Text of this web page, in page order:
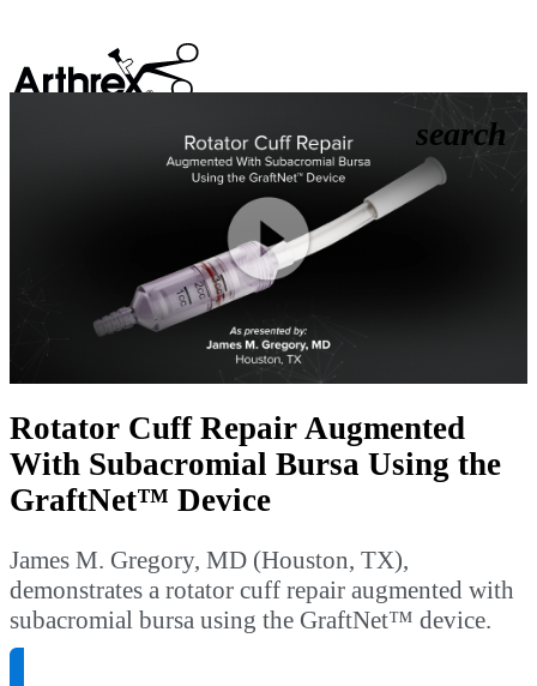
search
Play
Video
Rotator Cuff Repair Augmented
With Subacromial Bursa Using the
GraftNet™ Device
James M. Gregory, MD (Houston, TX),
demonstrates a rotator cuff repair augmented with
subacromial bursa using the GraftNet™ device.